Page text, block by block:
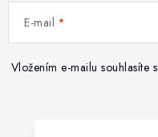
E-mail
Vložením e-mailu souhlasíte s